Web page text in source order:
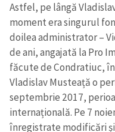
Astfel, pe lângă
moment erasingurul
doilea administrator –
de ani, angajată la Pro
făcute de Condratiuc,
Vladislav Musteațăo
septembrie 2017,
internațională. Pe 7
înregistrate modificări